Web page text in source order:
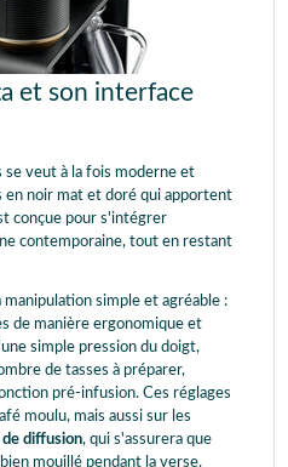
et son interface
se veut à la fois moderne et
en noir mat et doré qui apportent
conçue pour s'intégrer
contemporaine, tout en restant
manipulation simple et agréable :
de manière ergonomique et
simple pression du doigt,
de tasses à préparer,
pré-infusion. Ces réglages
moulu, mais aussi sur les
diffusion, qui s'assurera que
mouillé pendant la verse.